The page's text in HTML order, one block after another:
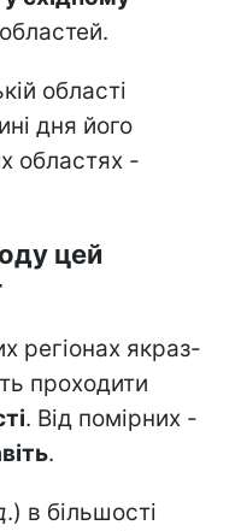
області
дня його
областях -
цей
регіонах якраз-
проходити
. Від помірних -
.
.) в більшості